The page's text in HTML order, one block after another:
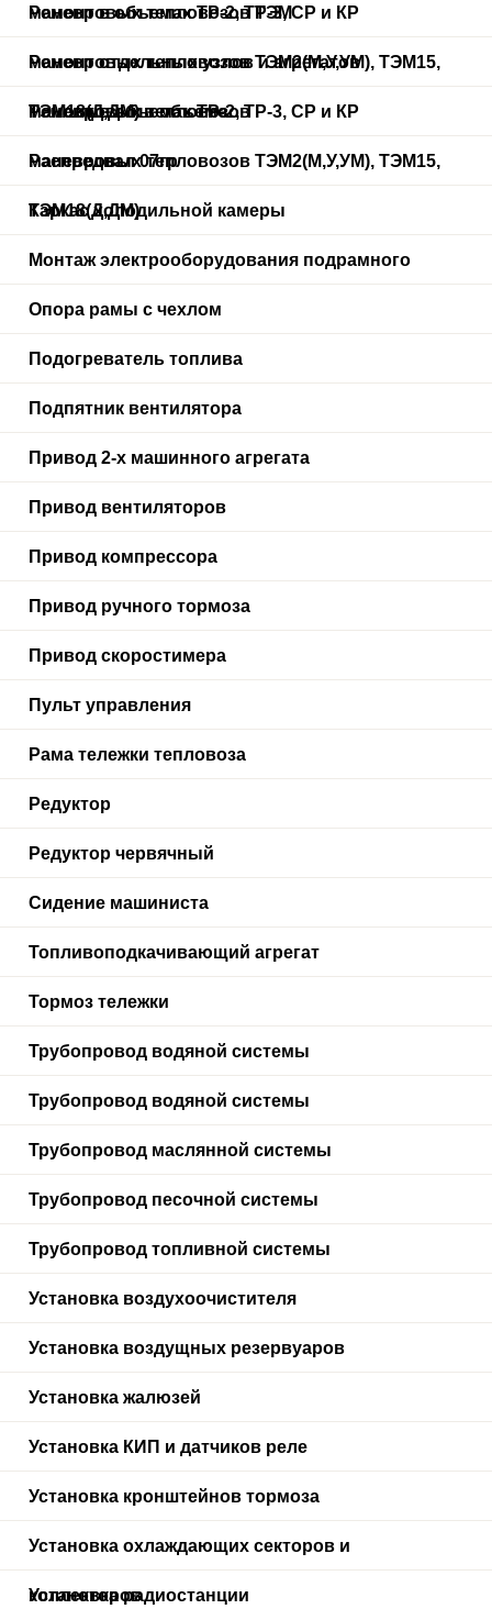
маневровых тепловозов ТЭМ
Ремонт в объемах ТР-2, ТР-3, СР и КР
маневровых тепловозов ТЭМ2(М,У,УМ), ТЭМ15,
ТЭМ18(Д,ДМ) в объеме
Ремонт отдельных узлов и агрегатов
маневровых тепловозов
Ремонт в объемах ТР-2, ТР-3, СР и КР
маневровых тепловозов ТЭМ2(М,У,УМ), ТЭМ15,
ТЭМ18(Д,ДМ)
Распредвал 07гр
Каркас холодильной камеры
Монтаж электрооборудования подрамного
Опора рамы с чехлом
Подогреватель топлива
Подпятник вентилятора
Привод 2-х машинного агрегата
Привод вентиляторов
Привод компрессора
Привод ручного тормоза
Привод скоростимера
Пульт управления
Рама тележки тепловоза
Редуктор
Редуктор червячный
Сидение машиниста
Топливоподкачивающий агрегат
Тормоз тележки
Трубопровод водяной системы
Трубопровод водяной системы
Трубопровод маслянной системы
Трубопровод песочной системы
Трубопровод топливной системы
Установка воздухоочистителя
Установка воздущных резервуаров
Установка жалюзей
Установка КИП и датчиков реле
Установка кронштейнов тормоза
Установка охлаждающих секторов и
коллекторов
Установка радиостанции